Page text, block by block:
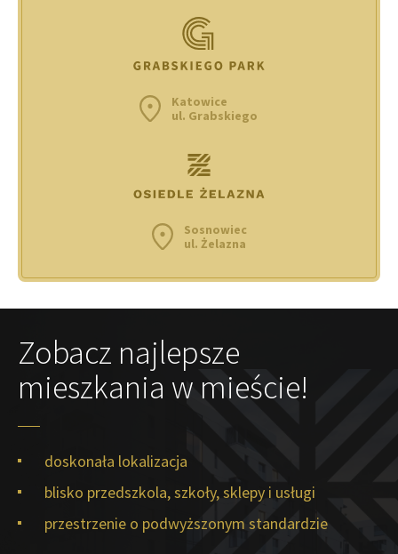
Katowice
ul. Grabskiego
Sosnowiec
ul. Żelazna
Zobacz najlepsze
mieszkania w mieście!
doskonała lokalizacja
blisko przedszkola, szkoły, sklepy i usługi
przestrzenie o podwyższonym standardzie